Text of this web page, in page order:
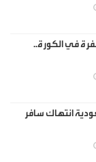
في الكورة..
انتهاك سافر